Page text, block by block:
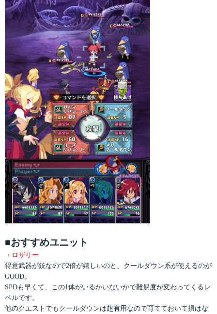
■おすすめユニット
・ロザリー
得意武器が銃なので2倍が嬉しいのと、クールダウン系が使えるのが
GOOD。
SPDも早くて、この1体がいるかいないかで難易度が変わってくるレ
ベルです。
他のクエストでもクールダウンは超有用なので育てておいて損はな